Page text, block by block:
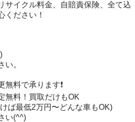
サイクル料金、自賠責保険、全て込
ください！
い。
料で承ります❗️
無料！買取だけもOK
ば最低2万円〜どんな車もOK)
い(^^)